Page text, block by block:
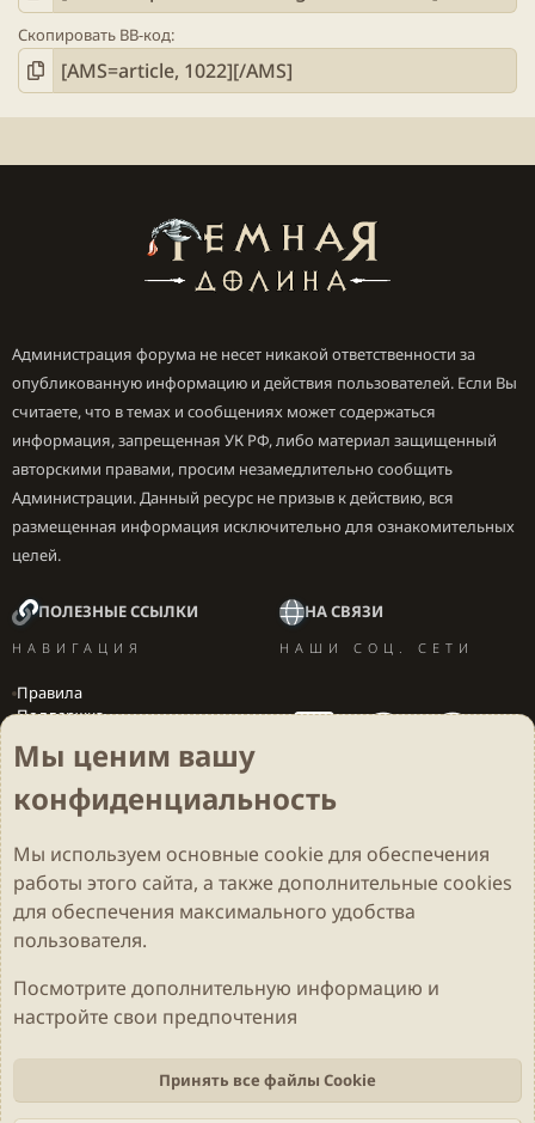
Скопировать BB-код
Администрация форума не несет никакой ответственности за
опубликованную информацию и действия пользователей. Если Вы
считаете, что в темах и сообщениях может содержаться
информация, запрещенная УК РФ, либо материал защищенный
авторскими правами, просим незамедлительно сообщить
Администрации. Данный ресурс не призыв к действию, вся
размещенная информация исключительно для ознакомительных
целей.
ПОЛЕЗНЫЕ ССЫЛКИ
НАВИГАЦИЯ
Правила
Поддержка
Локализация игр
НА СВЯЗИ
НАШИ СОЦ. СЕТИ
Cookies Darkdale - Основа [v.2.3.2 rc1] 🔥
Русский (RU)
Обратная связь
Условия и правила
Политика конфиденциальности
Помощь
R
ЛокализацияLiaNdrY
Мы ценим вашу
конфиденциальность
Мы используем основные cookieдля обеспечения
работы этого сайта, а также дополнительные cookies
для обеспечения максимального удобства
пользователя.
Посмотрите дополнительную информацию и
настройте свои предпочтения
Принять все файлы Cookie